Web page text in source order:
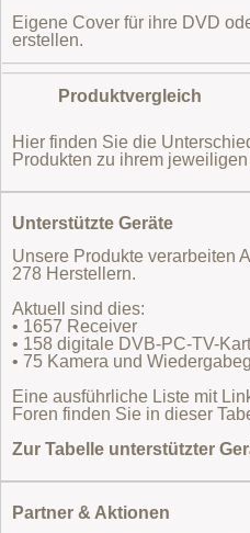
Eigene Cover für ihre DVD
erstellen.
Produktvergleich
Hier finden Sie die
Produkten zu ihrem jeweiligen
Unterstützte Geräte
Unsere Produkte verarbeiten
278 Herstellern.
Aktuell sind dies:
• 1657 Receiver
• 158 digitale DVB-PC-TV-
• 75 Kamera und
Eine ausführliche Liste mit
Foren finden Sie in dieser
Zur Tabelle unterstützter
Partner & Aktionen